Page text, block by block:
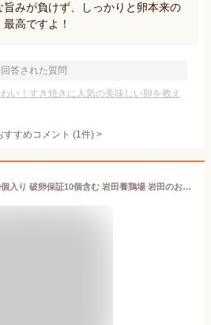
旨みが負けず、しっかりと卵本来の
高ですよ！
回答された質問
い！すき焼きに人気の美味しい卵を教え
すすめコメント (1件) >
卵 産直 厳選赤玉大 80個入り 破卵保証10個含む 岩田養鶏場 岩田のおいしい卵 産直 卵 鶏卵 生卵 高級卵 新鮮 健康 榛東村 榛名 国産 もみじ 臭くない 卵かけご飯 TKG 自宅用 贈答用 手土産 ギフト お取り寄せ